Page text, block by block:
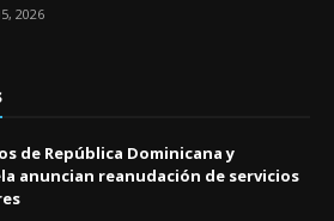
2026
de República Dominicana y
anuncian reanudación de servicios